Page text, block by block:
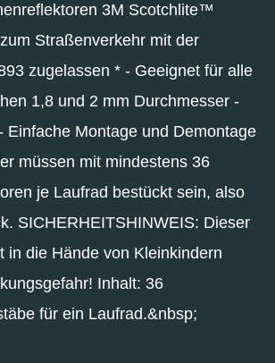
3M Scotchlite™
Straßenverkehr mit der
zugelassen * - Geeignet für alle
1,8 und 2 mm Durchmesser -
Einfache Montage und Demontage
müssen mit mindestens 36
je Laufrad bestückt sein, also
SICHERHEITSHINWEIS: Dieser
in die Hände von Kleinkindern
Inhalt: 36
für ein Laufrad.&nbsp;